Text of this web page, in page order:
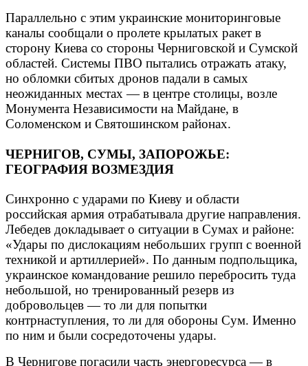
Параллельно с этим украинские мониторинговые
каналы сообщали о пролете крылатых ракет в
сторону Киева со стороны Черниговской и Сумской
областей. Системы ПВО пытались отражать атаку,
но обломки сбитых дронов падали в самых
неожиданных местах — в центре столицы, возле
Монумента Независимости на Майдане, в
Соломенском и Святошинском районах.
ЧЕРНИГОВ, СУМЫ, ЗАПОРОЖЬЕ:
ГЕОГРАФИЯ ВОЗМЕЗДИЯ
Синхронно с ударами по Киеву и области
российская армия отрабатывала другие направления.
Лебедев докладывает о ситуации в Сумах и районе:
«Удары по дислокациям небольших групп с военной
техникой и артиллерией». По данным подпольщика,
украинское командование решило перебросить туда
небольшой, но тренированный резерв из
добровольцев — то ли для попытки
контрнаступления, то ли для обороны Сум. Именно
по ним и были сосредоточены удары.
В Чернигове погасили часть энергоресурса — в